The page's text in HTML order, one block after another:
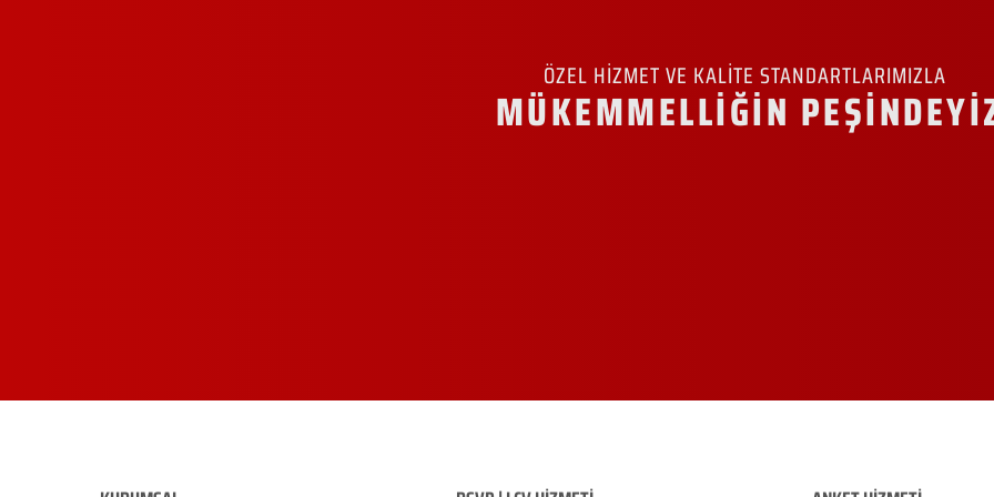
ÖZEL HİZMET VE KALİTE STANDARTLARIMIZLA
MÜKEMMELLİĞİN